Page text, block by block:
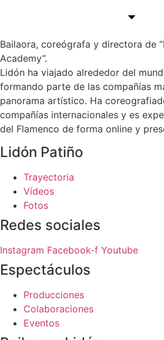
Bailaora, coreógrafa y directora de
Academy”.
Lidón ha viajado alrededor del
formando parte de las compañías
panorama artístico. Ha
compañías internacionales y es
del Flamenco de forma online y
Lidón Patiño
Trayectoria
Vídeos
Fotos
Redes sociales
Instagram Facebook-f Youtube
Espectáculos
Producciones
Colaboraciones
Eventos